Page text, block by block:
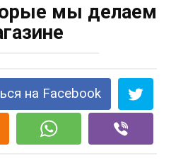
мы делаем
на Facebook